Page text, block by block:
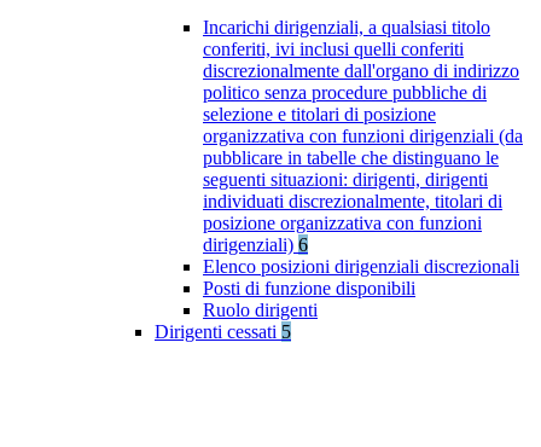
Incarichi dirigenziali, a qualsiasi titolo
conferiti, ivi inclusi quelli conferiti
discrezionalmente dall'organo di indirizzo
politico senza procedure pubbliche di
selezione e titolari di posizione
organizzativa con funzioni dirigenziali (da
pubblicare in tabelle che distinguano le
seguenti situazioni: dirigenti, dirigenti
individuati discrezionalmente, titolari di
posizione organizzativa con funzioni
dirigenziali) 6
Elenco posizioni dirigenziali discrezionali
Posti di funzione disponibili
Ruolo dirigenti
Dirigenti cessati 5